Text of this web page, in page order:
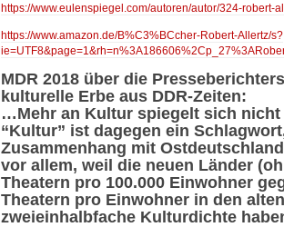
https://www.eulenspiegel.com/autoren/autor/324-robert-
https://www.amazon.de/B%C3%BCcher-Robert-Allertz/s?
MDR 2018 über die
kulturelle Erbe aus DDR-Zeiten:
…Mehr an Kultur spiegelt sich nicht
“Kultur” ist dagegen ein
Zusammenhang mit
vor allem, weil die neuen Länder
Theatern pro 100.000 Einwohner
Theatern pro Einwohner in den
zweieinhalbfache Kulturdichte